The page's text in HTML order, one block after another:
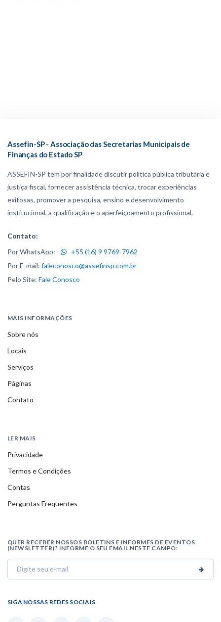
Assefin-SP - Associação das Secretarias Municipais de
Finanças do Estado SP
ASSEFIN-SP tem por finalidade discutir política pública tributária e
justiça fiscal, fornecer assistência técnica, trocar experiências
exitosas, promover a pesquisa, ensino e desenvolvimento
institucional, a qualificação e o aperfeiçoamento profissional.
Contato:
Por WhatsApp:
+55 (16) 9 9769-7962
Por E-mail: faleconosco@assefinsp.com.br
Pelo Site: Fale Conosco
MAIS INFORMAÇÕES
Sobre nós
Locais
Serviços
Páginas
Contato
LER MAIS
Privacidade
Termos e Condições
Contas
Perguntas Frequentes
QUER RECEBER NOSSOS BOLETINS E INFORMES DE EVENTOS
(NEWSLETTER)? INFORME O SEU EMAIL NESTE CAMPO:
SIGA NOSSAS REDES SOCIAIS